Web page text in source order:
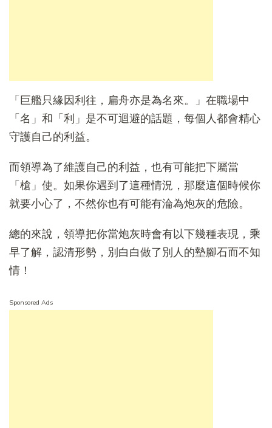
「巨艦只緣因利往，扁舟亦是為名來。」在職場中
「名」和「利」是不可迴避的話題，每個人都會精心
守護自己的利益。
而領導為了維護自己的利益，也有可能把下屬當
「槍」使。如果你遇到了這種情況，那麼這個時候你
就要小心了，不然你也有可能有淪為炮灰的危險。
總的來說，領導把你當炮灰時會有以下幾種表現，乘
早了解，認清形勢，別白白做了別人的墊腳石而不知
情！
Sponsored Ads